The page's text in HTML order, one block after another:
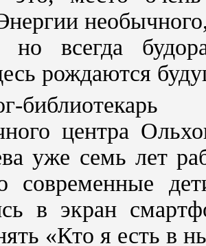
но всегда
рождаются
центра
уже семь лет
современные
в экран
«Кто я есть в